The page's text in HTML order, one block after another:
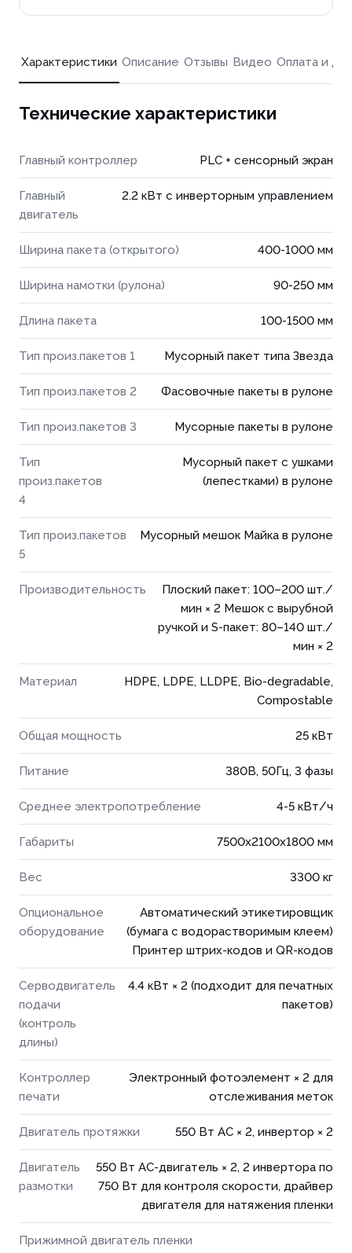
Характеристики Описание Отзывы Видео Оплата и
Технические характеристики
Главный контроллер PLC + сенсорный экран
Главный
двигатель
2.2 кВт с инверторным управлением
Ширина пакета (открытого) 400-1000 мм
Ширина намотки (рулона) 90-250 мм
Длина пакета 100-1500 мм
Тип произ.пакетов 1 Мусорный пакет типа Звезда
Тип произ.пакетов 2 Фасовочные пакеты в рулоне
Тип произ.пакетов 3 Мусорные пакеты в рулоне
Тип
произ.пакетов
4
Мусорный пакет с ушками
(лепестками) в рулоне
Тип произ.пакетов
5
Мусорный мешок Майка в рулоне
Производительность
Плоский пакет: 100–200 шт./
мин × 2 Мешок с вырубной
ручкой и S-пакет: 80–140 шт./
мин × 2
Материал
HDPE, LDPE, LLDPE, Bio-degradable,
Compostable
Общая мощность 25 кВт
Питание 380В, 50Гц, 3 фазы
Среднее электропотребление 4-5 кВт/ч
Габариты 7500x2100x1800 мм
Вес 3300 кг
Опциональное
оборудование
Автоматический этикетировщик
(бумага с водорастворимым клеем)
Принтер штрих-кодов и QR-кодов
Серводвигатель
подачи
(контроль
длины)
4.4 кВт × 2 (подходит для печатных
пакетов)
Контроллер
печати
Электронный фотоэлемент × 2 для
отслеживания меток
Двигатель протяжки 550 Вт AC × 2, инвертор × 2
Двигатель
размотки
550 Вт AC-двигатель × 2, 2 инвертора по
750 Вт для контроля скорости, драйвер
двигателя для натяжения пленки
Прижимной двигатель пленки